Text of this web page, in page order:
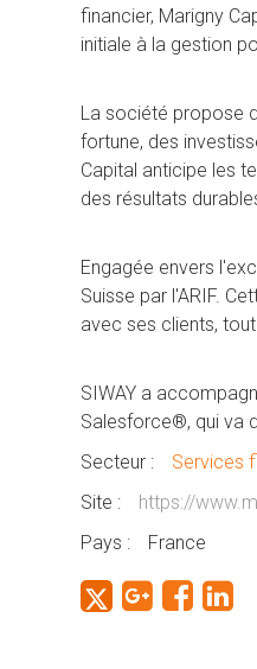
financier, Marigny
initiale à la gestion
La société propose
fortune, des
Capital anticipe les
des résultats
Engagée envers
Suisse par l'ARIF.
avec ses clients,
SIWAY a
Salesforce®, qui va
Secteur :
Services
Site :
https://
Pays :
France